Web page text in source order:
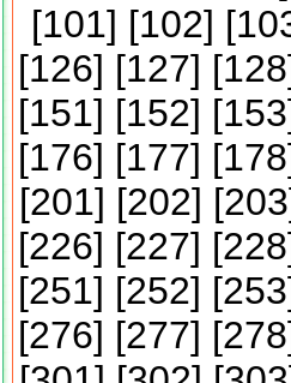
[101] [102] [
[126] [127] [128
[151] [152] [153
[176] [177] [178
[201] [202] [203
[226] [227] [228
[251] [252] [253
[276] [277] [278